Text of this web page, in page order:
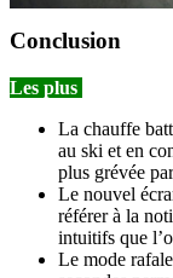
Conclusion
Les plus
La chauffe
au ski et en
plus grévée
Le nouvel
référer à la
intuitifs que
Le mode